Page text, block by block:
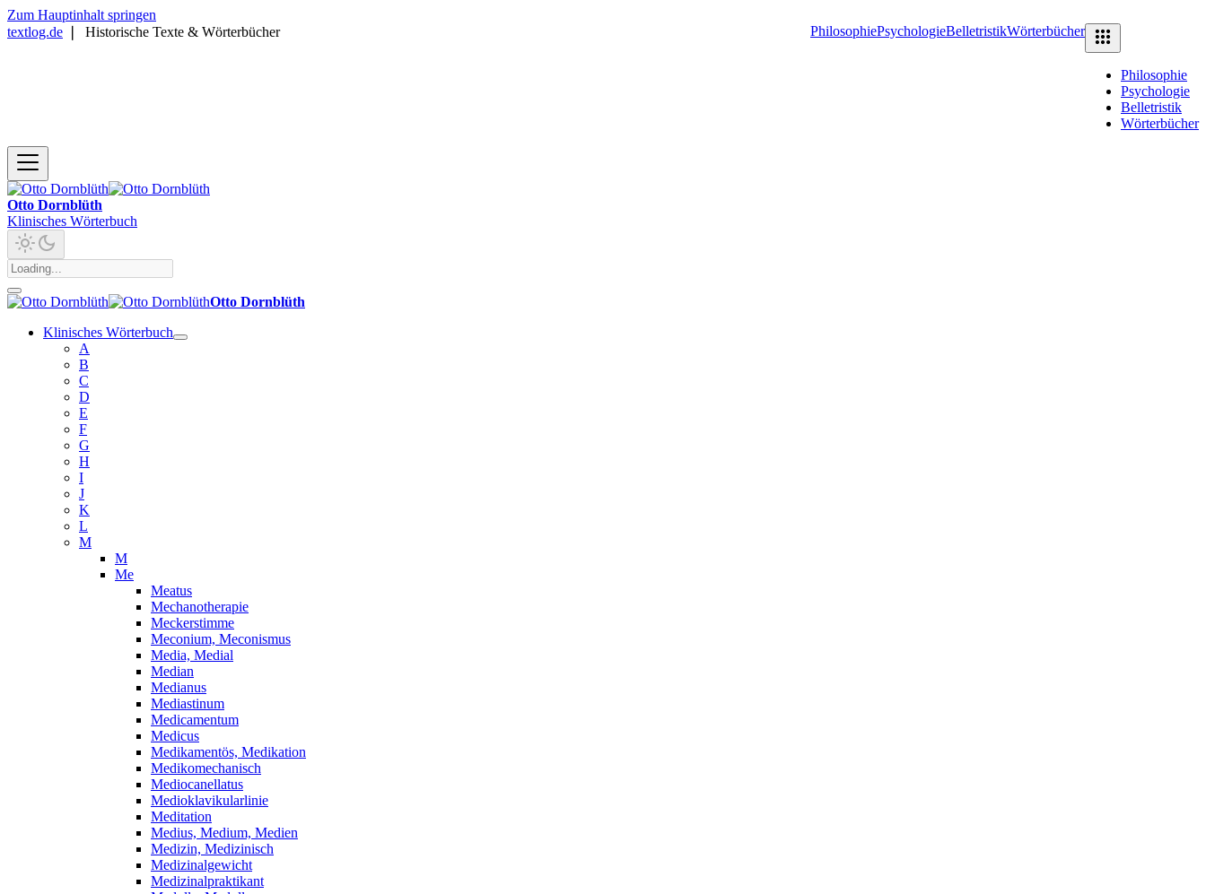
Zum Hauptinhalt springen
textlog.de
Historische Texte & Wörterbücher PhilosophiePsychologieBelletristikWörterbücher
Philosophie
Psychologie
Belletristik
Wörterbücher
Otto Dornblüth
Klinisches Wörterbuch
Otto Dornblüth
Klinisches Wörterbuch
A
B
C
D
E
F
G
H
I
J
K
L
M
M
Me
Meatus
Mechanotherapie
Meckerstimme
Meconium, Meconismus
Media, Medial
Median
Medianus
Mediastinum
Medicamentum
Medicus
Medikamentös, Medikation
Medikomechanisch
Mediocanellatus
Medioklavikularlinie
Meditation
Medius, Medium, Medien
Medizin, Medizinisch
Medizinalgewicht
Medizinalpraktikant